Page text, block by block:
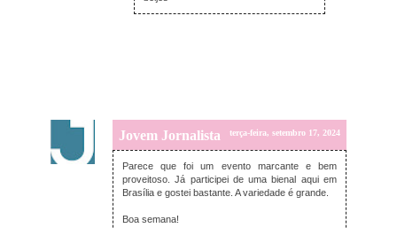
Jovem Jornalista terça-feira, setembro 17, 2024
Parece que foi um evento marcante e bem
proveitoso. Já participei de uma bienal aqui em
Brasília e gostei bastante. A variedade é grande.
Boa semana!